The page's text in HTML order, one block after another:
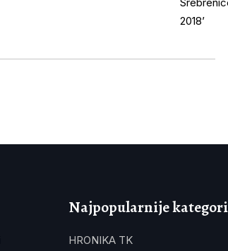
Najpopularnije
HRONIKA TK